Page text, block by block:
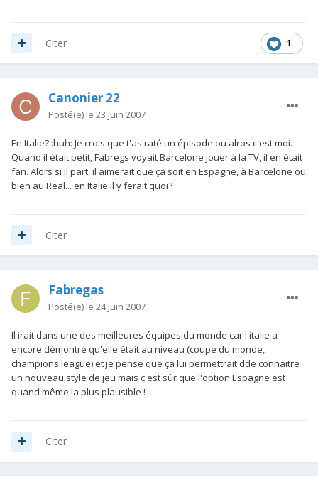
1
Citer
Canonier 22
Posté(e) le 23 juin 2007
En Italie? :huh: Je crois que t'as raté un épisode ou alros c'est moi.
Quand il était petit, Fabregs voyait Barcelone jouer à la TV, il en était
fan. Alors si il part, il aimerait que ça soit en Espagne, à Barcelone ou
bien au Real... en Italie il y ferait quoi?
Citer
Fabregas
Posté(e) le 24 juin 2007
Il irait dans une des meilleures équipes du monde car l'italie a
encore démontré qu'elle était au niveau (coupe du monde,
champions league) et je pense que ça lui permettrait dde connaitre
un nouveau style de jeu mais c'est sûr que l'option Espagne est
quand même la plus plausible !
Citer